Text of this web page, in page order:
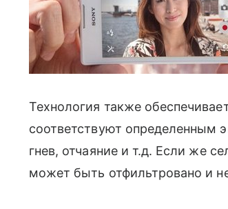
Технология также
соответствуют определенным
гнев, отчаяние и т.д. Если же
может быть отфильтровано и